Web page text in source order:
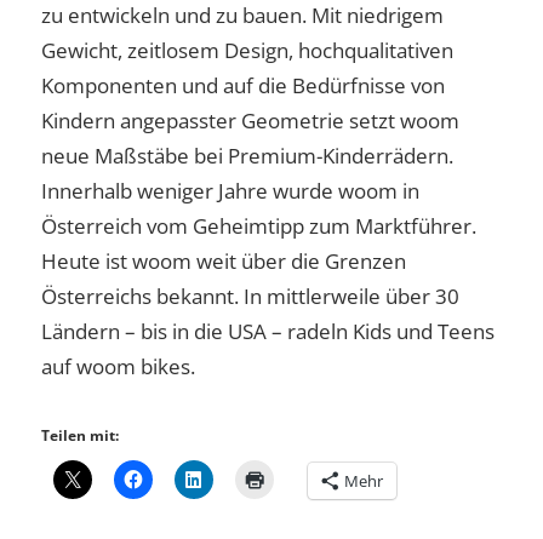
zu entwickeln und zu bauen. Mit niedrigem
Gewicht, zeitlosem Design, hochqualitativen
Komponenten und auf die Bedürfnisse von
Kindern angepasster Geometrie setzt woom
neue Maßstäbe bei Premium-Kinderrädern.
Innerhalb weniger Jahre wurde woom in
Österreich vom Geheimtipp zum Marktführer.
Heute ist woom weit über die Grenzen
Österreichs bekannt. In mittlerweile über 30
Ländern – bis in die USA – radeln Kids und Teens
auf woom bikes.
Teilen mit:
Mehr